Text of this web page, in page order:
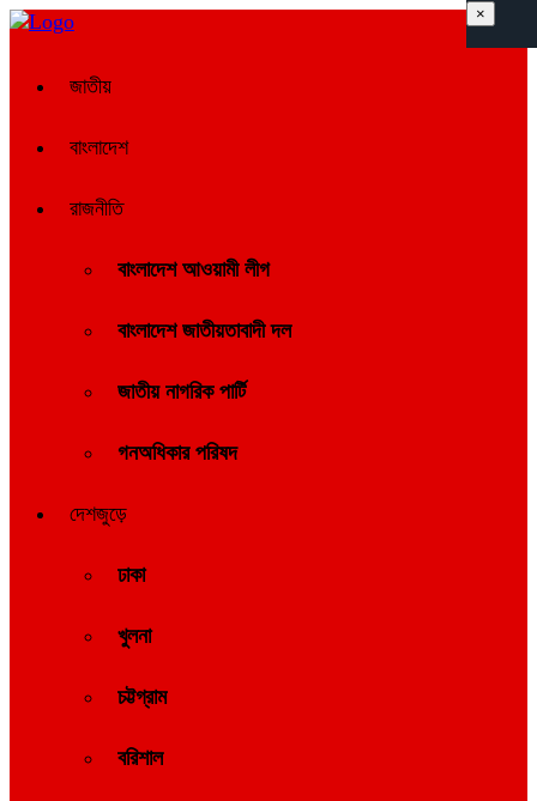
জাতীয়
বাংলাদেশ
রাজনীতি
বাংলাদেশ আওয়ামী লীগ
বাংলাদেশ জাতীয়তাবাদী দল
জাতীয় নাগরিক পার্টি
গনঅধিকার পরিষদ
দেশজুড়ে
ঢাকা
খুলনা
চট্টগ্রাম
বরিশাল
×